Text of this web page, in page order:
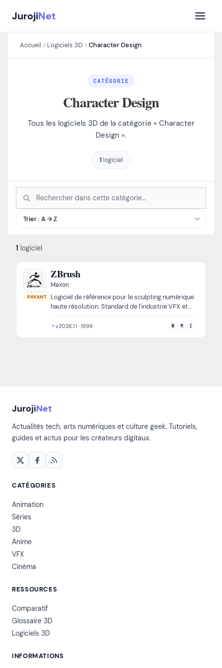
contenu
JurojiNet
Accueil Logiciels 3D Character Design
CATÉGORIE
Character Design
Tous les logiciels 3D de la catégorie « Character
Design ».
1logiciel
1 logiciel
PAYANT
ZBrush
Maxon
Logiciel de référence pour le sculpting numérique
haute résolution. Standard de l'industrie VFX et
game dev depuis 1999.
v2026.1.1 · 1999 W M I
JurojiNet
Actualités tech, arts numériques et culture geek. Tutoriels,
guides et actus pour les créateurs digitaux.
CATÉGORIES
Animation
Séries
3D
Anime
VFX
Cinéma
RESSOURCES
Comparatif
Glossaire 3D
Logiciels 3D
INFORMATIONS